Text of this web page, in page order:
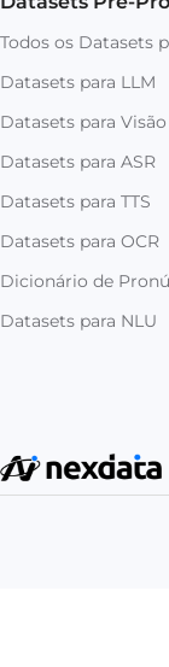
Todos os Datasets
Datasets para LLM
Datasets para
Datasets para ASR
Datasets para TTS
Datasets para OCR
Dicionário de
Datasets para NLU